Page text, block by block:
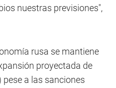
nuestras previsiones",
rusa se mantiene
proyectada de
pese a las sanciones